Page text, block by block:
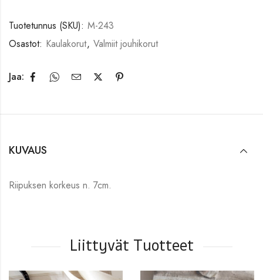
Tuotetunnus (SKU): M-243
Osastot: Kaulakorut, Valmiit jouhikorut
Jaa:
KUVAUS
Riipuksen korkeus n. 7cm.
Liittyvät Tuotteet